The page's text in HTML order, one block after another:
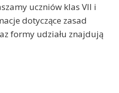
uczniów klas VII i
dotyczące zasad
formy udziału znajdują